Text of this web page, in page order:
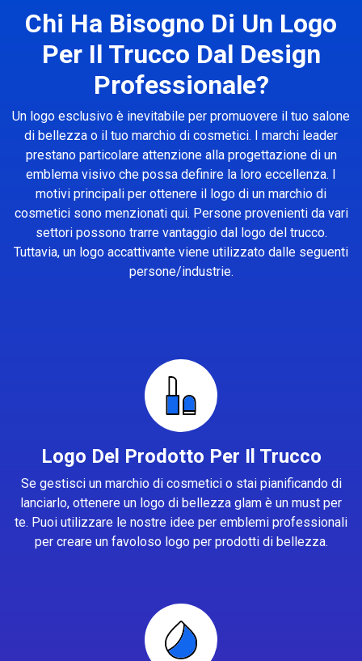
Chi Ha Bisogno Di Un Logo
Per Il Trucco Dal Design
Professionale?
Un logo esclusivo è inevitabile per promuovere il tuo salone
di bellezza o il tuo marchio di cosmetici. I marchi leader
prestano particolare attenzione alla progettazione di un
emblema visivo che possa definire la loro eccellenza. I
motivi principali per ottenere il logo di un marchio di
cosmetici sono menzionati qui. Persone provenienti da vari
settori possono trarre vantaggio dal logo del trucco.
Tuttavia, un logo accattivante viene utilizzato dalle seguenti
persone/industrie.
Logo Del Prodotto Per Il Trucco
Se gestisci un marchio di cosmetici o stai pianificando di
lanciarlo, ottenere un logo di bellezza glam è un must per
te. Puoi utilizzare le nostre idee per emblemi professionali
per creare un favoloso logo per prodotti di bellezza.